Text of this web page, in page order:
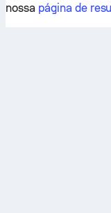
nossa página de